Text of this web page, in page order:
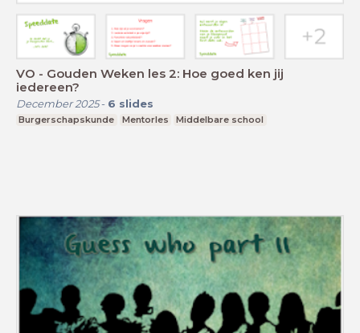
VO - Gouden Weken les 2: Hoe goed ken jij
iedereen?
December 2025- 6 slides
Burgerschapskunde Mentorles Middelbare school